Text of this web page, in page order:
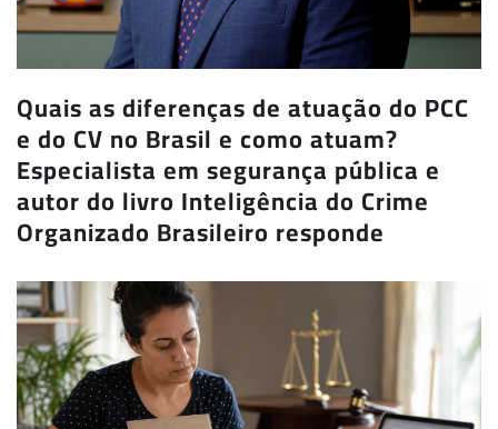
Quais as diferenças de atuação do PCC
e do CV no Brasil e como atuam?
Especialista em segurança pública e
autor do livro Inteligência do Crime
Organizado Brasileiro responde